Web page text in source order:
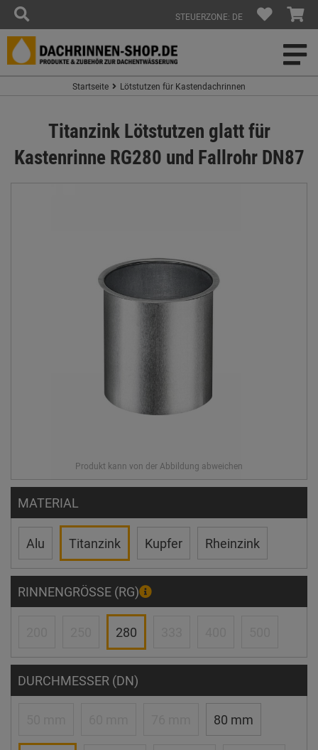
STEUERZONE: DE
Startseite Lötstutzen für Kastendachrinnen
Titanzink Lötstutzen glatt für
Kastenrinne RG280 und Fallrohr DN87
MATERIAL
Alu Titanzink Kupfer Rheinzink
RINNENGRÖSSE (RG)
280
DURCHMESSER (DN)
80 mm